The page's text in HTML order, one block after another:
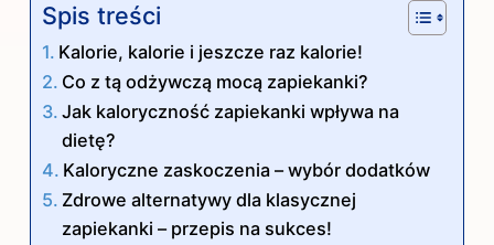
Spis treści
Kalorie, kalorie i jeszcze raz kalorie!
Co z tą odżywczą mocą zapiekanki?
Jak kaloryczność zapiekanki wpływa na
dietę?
Kaloryczne zaskoczenia – wybór dodatków
Zdrowe alternatywy dla klasycznej
zapiekanki – przepis na sukces!